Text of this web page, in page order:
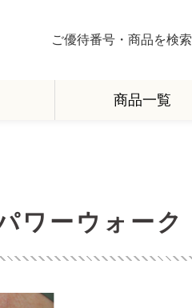
ご優待番号・商品を検索
商品一覧
ワーウォーク